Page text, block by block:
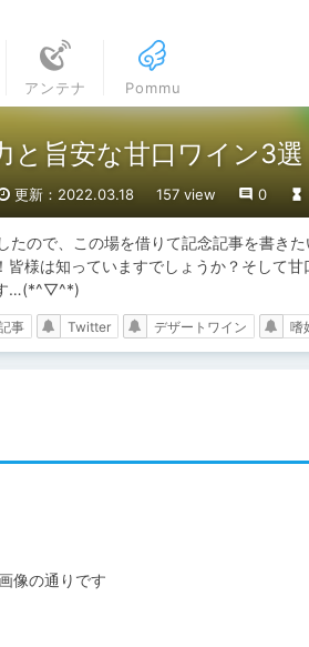
アンテナ Pommu
と旨安な甘口ワイン3
更新：2022.03.18 157 view 0
ので、この場を借りて記念記事を書き
様は知っていますでしょうか？そして甘
す…(*^▽^*)
事 Twitter デザートワイン 嗜
像の通りです